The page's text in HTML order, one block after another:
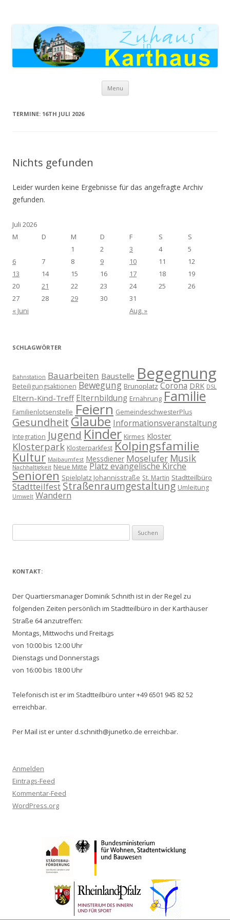
Menu Skip to content
TERMINE: 16TH JULI 2026
Nichts gefunden
Leider wurden keine Ergebnisse für das angefragte Archiv
gefunden.
Juli 2026
M
D M D F S
S
1
2 3 4
5
6
7 8 9 10 11
12
13
14 15 16 17 18
19
20
21 22 23 24 25
26
27
28 29 30
31
« Juni
Aug. »
SCHLAGWÖRTER
Bahnstation Bauarbeiten Baustelle Begegnung
Beteiligungsaktionen Bewegung Brunoplatz Corona DRK DSL
Eltern-Kind-Treff Elternbildung Ernährung Familie
Familienlotsenstelle Feiern GemeindeschwesterPlus
Gesundheit Glaube Informationsveranstaltung
Integration Jugend Kinder Kirmes Kloster
Klosterpark Klosterparkfest Kolpingsfamilie
Kultur Maibaumfest Messdiener Moselufer Musik
Nachhaltigkeit Neue Mitte Platz evangelische Kirche
Senioren Spielplatz Johannisstraße St. Martin Stadtteilbüro
Stadtteilfest Straßenraumgestaltung Umleitung
Umwelt Wandern
nach:
KONTAKT:
Der Quartiersmanager Dominik Schnith ist in der Regel zu
folgenden Zeiten persönlich im Stadtteilbüro in der Karthäuser
Straße 64 anzutreffen:
Montags, Mittwochs und Freitags
von 10:00 bis 12:00 Uhr
Dienstags und Donnerstags
von 16:00 bis 18:00 Uhr
Telefonisch ist er im Stadtteilbüro unter +49 6501 945 82 52
erreichbar.
Per Mail ist er unter d.schnith@junetko.de erreichbar.
Anmelden
Eintrags-Feed
Kommentar-Feed
WordPress.org